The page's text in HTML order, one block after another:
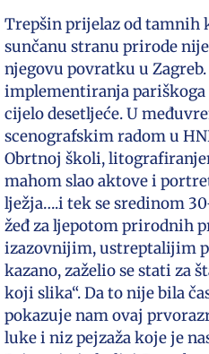
Trepšin prijelaz od tamnih
sunčanu stranu prirode
njegovu povratku u
implementiranja
cijelo desetljeće. U
scenografskim radom u
Obrtnoj školi,
mahom slao aktove i
lježja….i tek se sredinom
žeđ za ljepotom prirodnih
izazovnijim, ustreptalijim
kazano, zaželio se stati za
koji slika“. Da to nije bila
pokazuje nam ovaj
luke i niz pejzaža koje je